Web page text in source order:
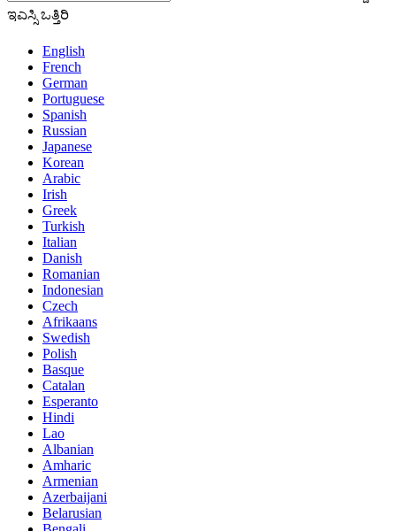
ಇಎಸ್ಸಿ ಒತ್ತಿರಿ
English
French
German
Portuguese
Spanish
Russian
Japanese
Korean
Arabic
Irish
Greek
Turkish
Italian
Danish
Romanian
Indonesian
Czech
Afrikaans
Swedish
Polish
Basque
Catalan
Esperanto
Hindi
Lao
Albanian
Amharic
Armenian
Azerbaijani
Belarusian